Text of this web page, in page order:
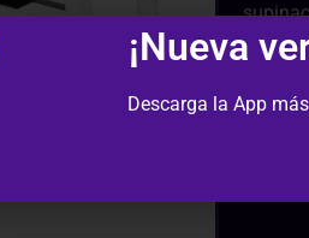
inferior
y
¡Nueva
Descarga la App